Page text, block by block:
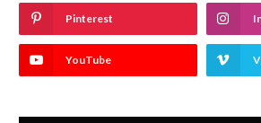
Pinterest
YouTube